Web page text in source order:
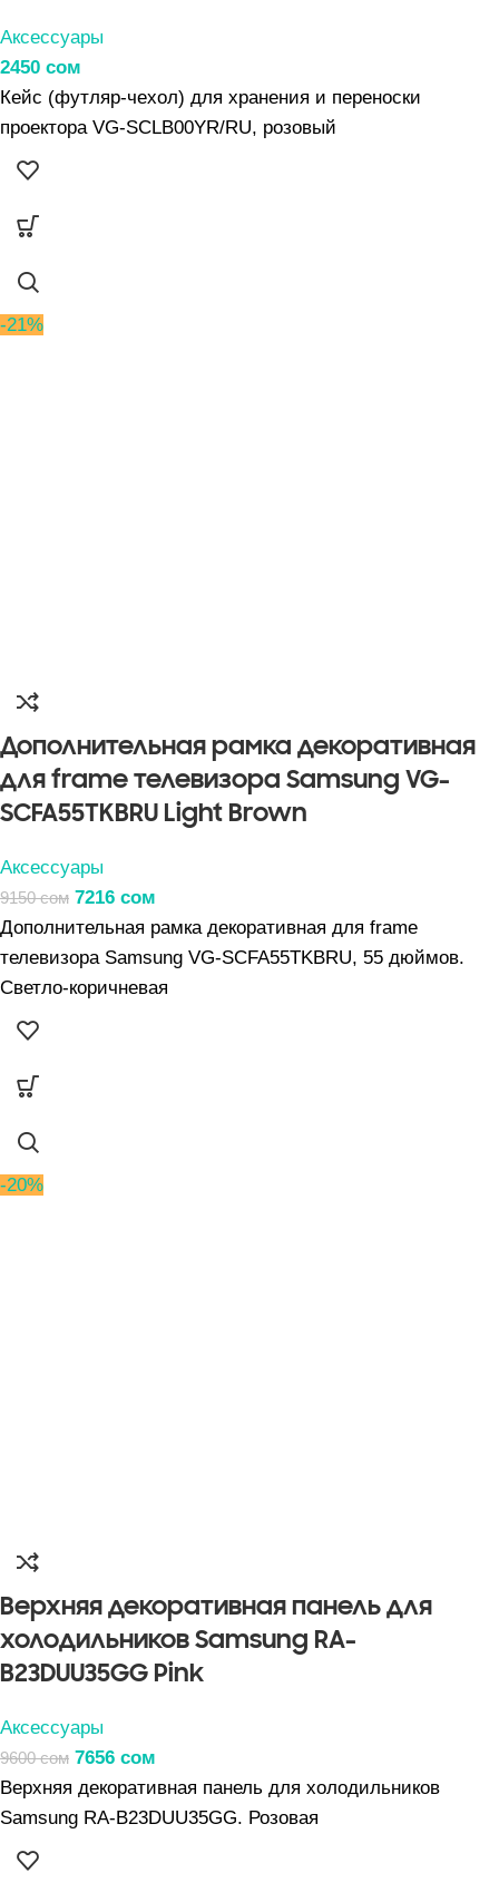
Аксессуары
2450 сом
Кейс (футляр-чехол) для хранения и переноски
проектора VG-SCLB00YR/RU, розовый
-21%
Дополнительная рамка декоративная
для frame телевизора Samsung VG-
SCFA55TKBRU Light Brown
Аксессуары
9150сом 7216 сом
Дополнительная рамка декоративная для frame
телевизора Samsung VG-SCFA55TKBRU, 55 дюймов.
Светло-коричневая
-20%
Верхняя декоративная панель для
холодильников Samsung RA-
B23DUU35GG Pink
Аксессуары
9600сом 7656 сом
Верхняя декоративная панель для холодильников
Samsung RA-B23DUU35GG. Розовая